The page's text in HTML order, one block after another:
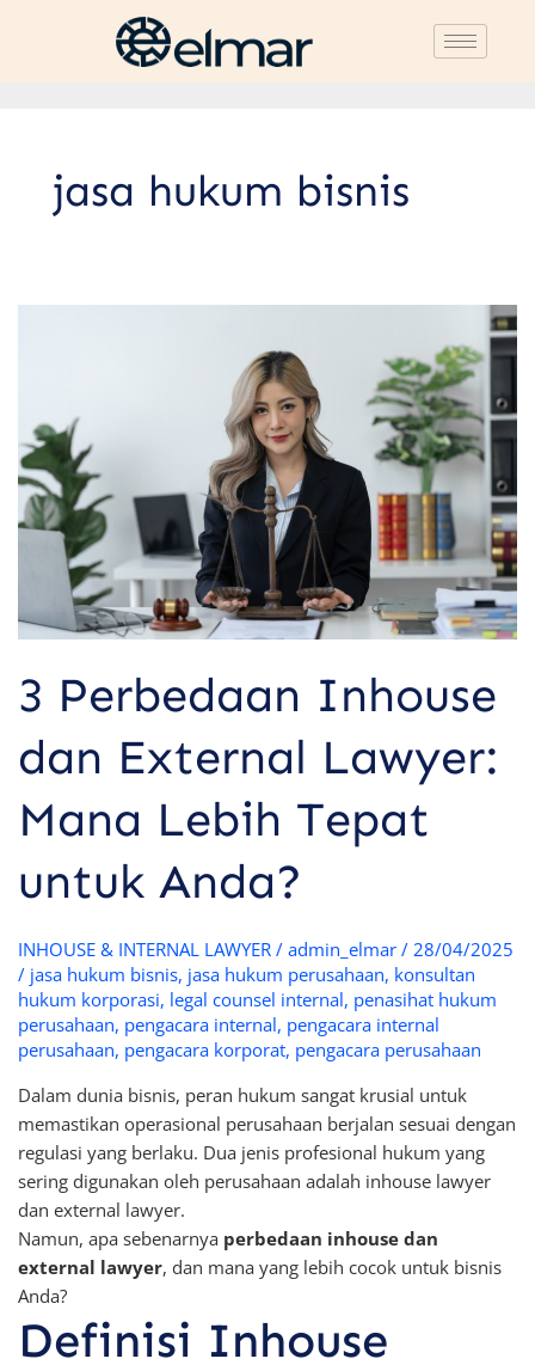
jasa hukum bisnis
3 Perbedaan Inhouse
dan External Lawyer:
Mana Lebih Tepat
untuk Anda?
INHOUSE & INTERNAL LAWYER/ admin_elmar / 28/04/2025
/ jasa hukum bisnis, jasa hukum perusahaan, konsultan
hukum korporasi, legal counsel internal, penasihat hukum
perusahaan, pengacara internal, pengacara internal
perusahaan, pengacara korporat, pengacara perusahaan
Dalam dunia bisnis, peran hukum sangat krusial untuk
memastikan operasional perusahaan berjalan sesuai dengan
regulasi yang berlaku. Dua jenis profesional hukum yang
sering digunakan oleh perusahaan adalah inhouse lawyer
dan external lawyer.
Namun, apa sebenarnya perbedaan inhouse dan
external lawyer, dan mana yang lebih cocok untuk bisnis
Anda?
Definisi Inhouse
External
Lawyer:
Mana
Lebih